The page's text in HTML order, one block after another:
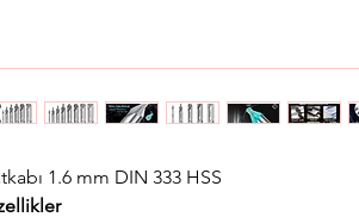
1.6 mm DIN 333 HSS